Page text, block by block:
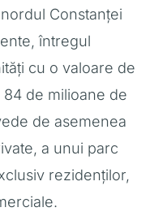
Constanței
întregul
cu o valoare de
84 de milioane de
de asemenea
a unui parc
rezidenților,